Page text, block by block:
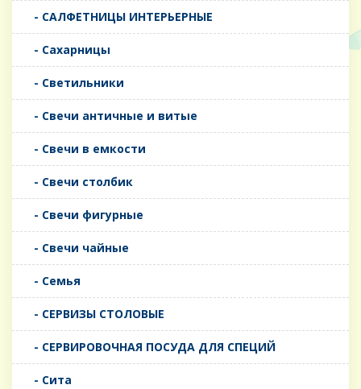
- САЛФЕТНИЦЫ ИНТЕРЬЕРНЫЕ
- Сахарницы
- Светильники
- Свечи античные и витые
- Свечи в емкости
- Свечи столбик
- Свечи фигурные
- Свечи чайные
- Семья
- СЕРВИЗЫ СТОЛОВЫЕ
- СЕРВИРОВОЧНАЯ ПОСУДА ДЛЯ СПЕЦИЙ
- Сита